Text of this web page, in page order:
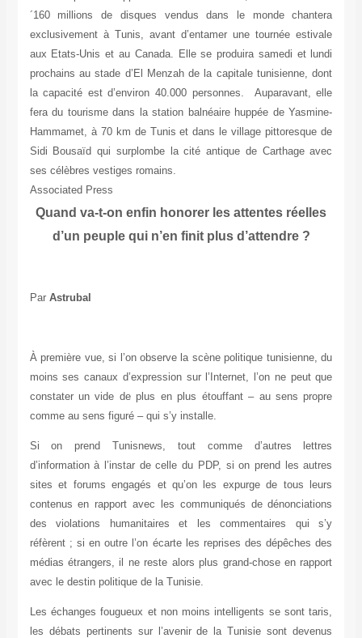
´160 millions de disques vendus dans le monde chantera
exclusivement à Tunis, avant d’entamer une tournée estivale
aux Etats-Unis et au Canada. Elle se produira samedi et lundi
prochains au stade d’El Menzah de la capitale tunisienne, dont
la capacité est d’environ 40.000 personnes. Auparavant, elle
fera du tourisme dans la station balnéaire huppée de Yasmine-
Hammamet, à 70 km de Tunis et dans le village pittoresque de
Sidi Bousaïd qui surplombe la cité antique de Carthage avec
ses célèbres vestiges romains.
Associated Press
Quand va-t-on enfin honorer les attentes réelles
d’un peuple qui n’en finit plus d’attendre ?
ParAstrubal
À première vue, si l’on observe la scène politique tunisienne, du
moins ses canaux d’expression sur l’Internet, l’on ne peut que
constater un vide de plus en plus étouffant – au sens propre
comme au sens figuré – qui s’y installe.
Si on prend Tunisnews, tout comme d’autres lettres
d’information à l’instar de celle du PDP, si on prend les autres
sites et forums engagés et qu’on les expurge de tous leurs
contenus en rapport avec les communiqués de dénonciations
des violations humanitaires et les commentaires qui s’y
réfèrent ; si en outre l’on écarte les reprises des dépêches des
médias étrangers, il ne reste alors plus grand-chose en rapport
avec le destin politique de la Tunisie.
Les échanges fougueux et non moins intelligents se sont taris,
les débats pertinents sur l’avenir de la Tunisie sont devenus